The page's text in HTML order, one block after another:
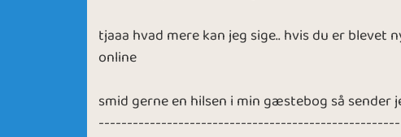
tjaaa hvad mere kan jeg sige.. hvis du er
online
smid gerne en hilsen i min gæstebog så sender